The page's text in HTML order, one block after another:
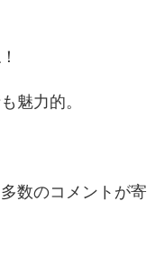
魅力的。
数のコメントが寄